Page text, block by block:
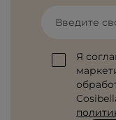
Введите
Я